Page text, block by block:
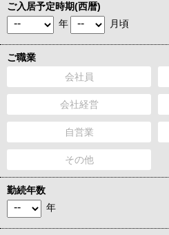
ご入居予定時期(西暦)
年
月頃
ご職業
会社員
会社経営
自営業
その他
勤続年数
年